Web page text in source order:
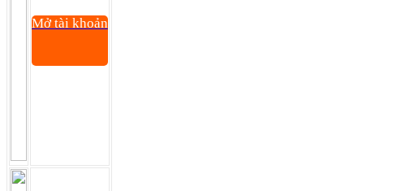
Mở tài khoản